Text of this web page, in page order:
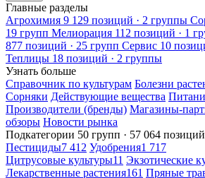
Главные разделы
Агрохимия 9 129 позиций · 2 группы
19 групп Мелиорация 112 позиций · 1
877 позиций · 25 групп Сервис 10
Теплицы 18 позиций · 2 группы
Узнать больше
Справочник по культурам Болезни
Сорняки Действующие вещества
Производители (бренды) Магазины-
обзоры Новости рынка
Подкатегории 50 групп · 57 064 позиций
Пестициды7 412 Удобрения1 717
Цитрусовые культуры11 Экзотические
Лекарственные растения161 Пряные